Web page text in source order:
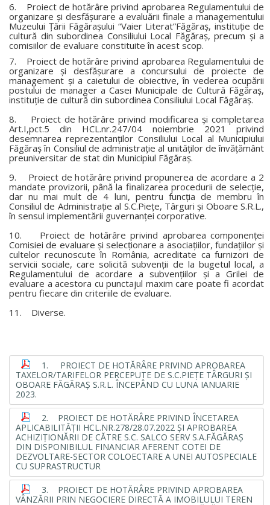
6. Proiect de hotărâre privind aprobarea Regulamentului de
organizare şi desfăşurare a evaluării finale a managementului
Muzeului Ţării Făgăraşului “Vaier Literat”Făgăraş, instituţie de
cultură din subordinea Consiliului Local Făgăraş, precum şi a
comisiilor de evaluare constituite în acest scop.
7. Proiect de hotărâre privind aprobarea Regulamentului de
organizare şi desfăşurare a concursului de proiecte de
management şi a caietului de obiective, în vederea ocupării
postului de manager a Casei Municipale de Cultură Făgăraş,
instituţie de cultură din subordinea Consiliului Local Făgăraş.
8. Proiect de hotărâre privind modificarea şi completarea
Art.I,pct.5 din HCL.nr.247/04 noiembrie 2021 privind
desemnarea reprezentanţilor Consiliului Local al Municipiului
Făgăraş în Consiliul de administraţie al unităţilor de învăţământ
preuniversitar de stat din Municipiul Făgăraş.
9. Proiect de hotărâre privind propunerea de acordare a 2
mandate provizorii, până la finalizarea procedurii de selecţie,
dar nu mai mult de 4 luni, pentru funcţia de membru în
Consiliul de Administraţie al S.C.Pieţe, Târguri şi Oboare S.R.L.,
în sensul implementării guvernanţei corporative.
10. Proiect de hotărâre privind aprobarea componenţei
Comisiei de evaluare şi selecţionare a asociaţiilor, fundaţiilor şi
cultelor recunoscute în România, acreditate ca furnizori de
servicii sociale, care solicită subvenţii de la bugetul local, a
Regulamentului de acordare a subvenţiilor şi a Grilei de
evaluare a acestora cu punctajul maxim care poate fi acordat
pentru fiecare din criteriile de evaluare.
11. Diverse.
1. PROIECT DE HOTĂRÂRE PRIVIND APROBAREA
TAXELOR/TARIFELOR PERCEPUTE DE S.C.PIEŢE TÂRGURI ŞI
OBOARE FĂGĂRAŞ S.R.L. ÎNCEPÂND CU LUNA IANUARIE
2023.
2. PROIECT DE HOTĂRÂRE PRIVIND ÎNCETAREA
APLICABILITĂŢII HCL.NR.278/28.07.2022 ŞI APROBAREA
ACHIZIŢIONĂRII DE CĂTRE S.C. SALCO SERV S.A.FĂGĂRAŞ
DIN DISPONIBILUL FINANCIAR AFERENT COTEI DE
DEZVOLTARE-SECTOR COLOECTARE A UNEI AUTOSPECIALE
CU SUPRASTRUCTUR
3. PROIECT DE HOTĂRÂRE PRIVIND APROBAREA
VÂNZĂRII PRIN NEGOCIERE DIRECTĂ A IMOBILULUI TEREN